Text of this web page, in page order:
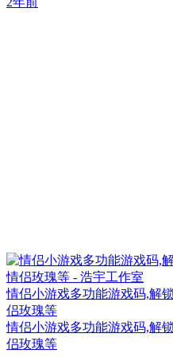
情侣小游戏多功能游戏码,解
侣玫瑰等
情侣小游戏多功能游戏码,解
侣玫瑰等